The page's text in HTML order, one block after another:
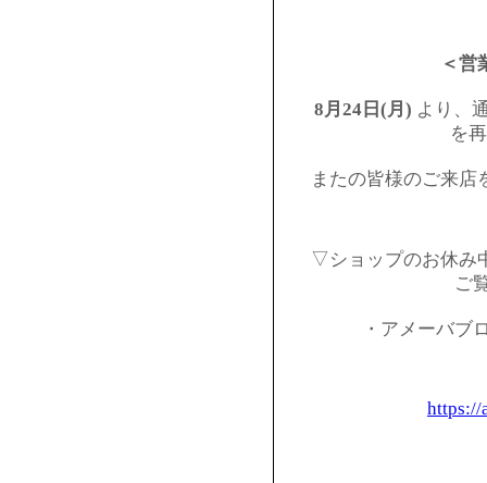
＜営
8月24日(月) より、
を
またの皆様のご来店
▽ショップのお休み
ご
・アメーバブ
https://